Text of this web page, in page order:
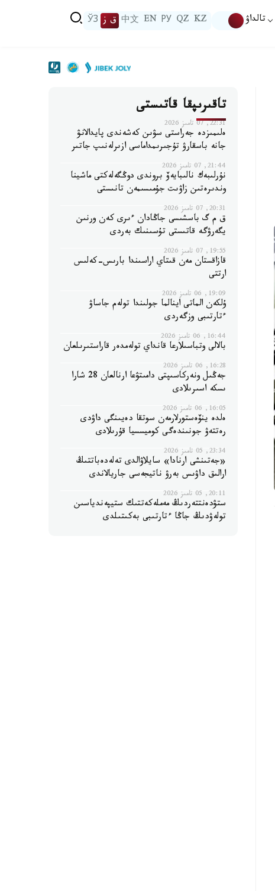
تالداۋ KZ
QZ
РУ
EN
中文 ق ز ЎЗ
تاقىرىپقا قاتىستى
22:31, 07 تامىز 2026
ەلىمىزدە جەراستى سۋىن كەشەندى پايدالانۋ
جانە باسقارۋ تۇجىرىمداماسى ازىرلەنىپ جاتىر
21:44, 07 تامىز 2026
نۇرلىبەك نالىبايەۆ بروندى دوڭگەلەكتى ماشينا
وندىرەتىن زاۋىت جۇمىسىمەن تانىستى
20:31, 07 تامىز 2026
ق م گ باسشىسى جاڭادان ءىرى كەن ورنىن
يگەرۋگە قاتىستى تۇسىنىك بەردى
19:55, 07 تامىز 2026
قازاقستان مەن قىتاي اراسىندا بارىس-كەلىس
ارتتى
19:09, 06 تامىز 2026
ۇلكەن الماتى اينالما جولىندا تولەم جاساۋ
ءتارتىبى وزگەردى
16:44, 06 تامىز 2026
بالالى وتباسىلارعا قانداي تولەمدەر قاراستىرىلعان
16:28, 06 تامىز 2026
جەڭىل ونەركاسىپتى دامىتۋعا ارنالعان 28 شارا
ىسكە اسىرىلادى
16:05, 06 تامىز 2026
ەلدە ينۆەستورلارمەن سوتقا دەيىنگى داۋدى
رەتتەۋ جونىندەگى كوميسسيا قۇرىلادى
23:34, 05 تامىز 2026
«جەتىنشى ارنادا» سايلاۋالدى تەلەدەباتتىڭ
ارالىق داۋىس بەرۋ ناتيجەسى جاريالاندى
20:11, 05 تامىز 2026
ستۋدەنتتەردىڭ مەملەكەتتىك ستيپەندياسىن
تولەۋدىڭ جاڭا ءتارتىبى بەكىتىلدى